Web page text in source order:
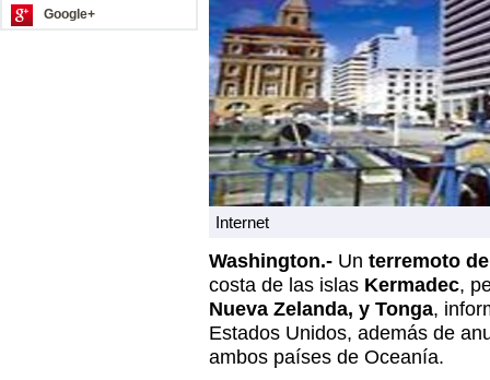
Google+
Internet
Washington.- Un terremoto
costa de las islas Kermadec,
Nueva Zelanda, y Tonga,
Estados Unidos, además de
ambos países de Oceanía.